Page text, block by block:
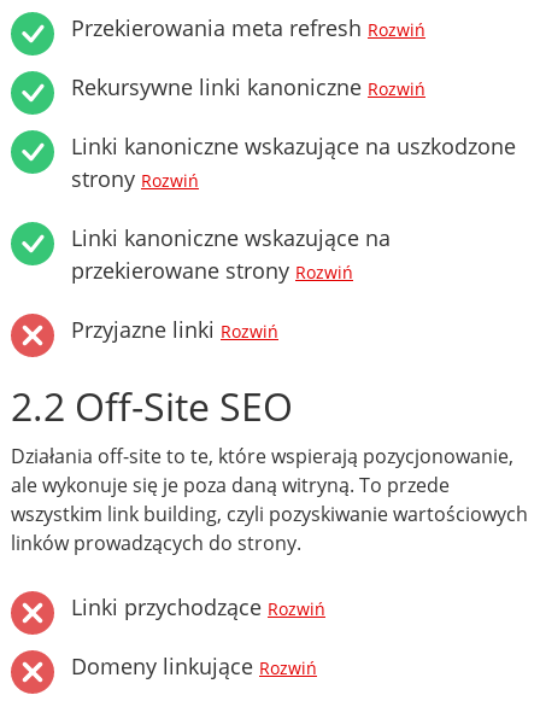
Przekierowania meta refresh Rozwiń
Rekursywne linki kanoniczne Rozwiń
Linki kanoniczne wskazujące na uszkodzone
strony Rozwiń
Linki kanoniczne wskazujące na
przekierowane strony Rozwiń
Przyjazne linki Rozwiń
2.2 Off-Site SEO
Działania off-site to te, które wspierają pozycjonowanie,
ale wykonuje się je poza daną witryną. To przede
wszystkim link building, czyli pozyskiwanie wartościowych
linków prowadzących do strony.
Linki przychodzące Rozwiń
Domeny linkujące Rozwiń